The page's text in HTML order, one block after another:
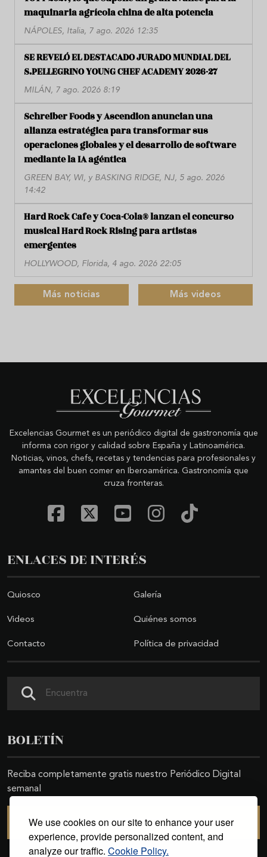
We use cookies on our site to enhance your user
experience, provide personalized content, and
analyze our traffic. Cookie Policy.
maquinaria agrícola china de alta potencia
NÁPOLES, Italia, 7 ago. 2026 12:35
SE REVELÓ EL DESTACADO JURADO MUNDIAL DEL
S.PELLEGRINO YOUNG CHEF ACADEMY 2026-27
MILÁN, 7 ago. 2026 8:19
Schreiber Foods y Ascendion anuncian una
alianza estratégica para transformar sus
operaciones globales y el desarrollo de software
mediante la IA agéntica
GREEN BAY, WI, y BASKING RIDGE, NJ, 5 ago. 2026
14:42
Hard Rock Cafe y Coca-Cola® lanzan el concurso
musical Hard Rock Rising para artistas
emergentes
HOLLYWOOD, Florida, 4 ago. 2026 22:05
Más noticias Más videos
Excelencias Gourmet es un periódico digital de gastronomía que
informa con rigor y calidad sobre España y Latinoamérica.
Noticias, vinos, chefs, recetas y tendencias para profesionales y
amantes del buen comer en Iberoamérica. Gastronomía que
cruza fronteras.
ENLACES DE INTERÉS
Quiosco Galería
Videos Quiénes somos
Contacto Política de privacidad
BOLETÍN
Reciba completamente gratis nuestro Periódico Digital
semanal
SUSCRIBIRSE